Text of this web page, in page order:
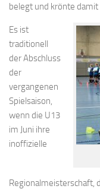
belegt und krönte damit
Es ist
traditionell
der Abschluss
der
vergangenen
Spielsaison,
wenn die U13
im Juni ihre
inoffizielle
Regionalmeisterschaft,